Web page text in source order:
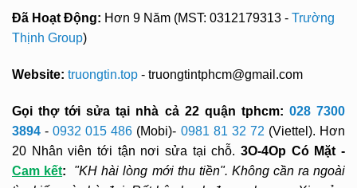
Đã Hoạt Động: Hơn 9 Năm (MST: 0312179313 - Trường
Thịnh Group)
Website: truongtin.top - truongtintphcm@gmail.com
Gọi thợ tới sửa tại nhà cả 22 quận tphcm: 028 7300
3894-0932 015 486 (Mobi)- 0981 81 32 72 (Viettel). Hơn
20 Nhân viên tới tận nơi sửa tại chỗ. 3O-4Op Có Mặt -
Cam kết:
"KH hài lòng mới thu tiền". Không cần ra ngoài